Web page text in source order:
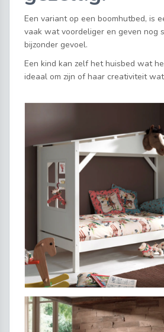
Een variant op een boomhutbed, is
vaak wat voordeliger en geven nog
bijzonder gevoel.
Een kind kan zelf het huisbed wat
ideaal om zijn of haar creativiteit